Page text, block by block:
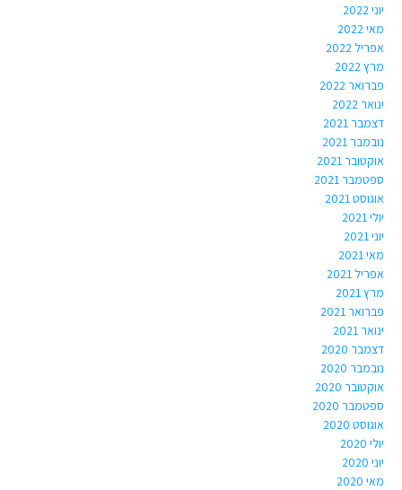
יוני 2022
מאי 2022
אפריל 2022
מרץ 2022
פברואר 2022
ינואר 2022
דצמבר 2021
נובמבר 2021
אוקטובר 2021
ספטמבר 2021
אוגוסט 2021
יולי 2021
יוני 2021
מאי 2021
אפריל 2021
מרץ 2021
פברואר 2021
ינואר 2021
דצמבר 2020
נובמבר 2020
אוקטובר 2020
ספטמבר 2020
אוגוסט 2020
יולי 2020
יוני 2020
מאי 2020